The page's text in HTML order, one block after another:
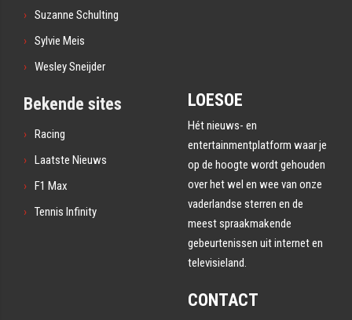
Suzanne Schulting
Sylvie Meis
Wesley Sneijder
Bekende sites
Racing
Laatste Nieuws
F1 Max
Tennis Infinity
LOESOE
Hét nieuws- en
entertainmentplatform waar je
op de hoogte wordt gehouden
over het wel en wee van onze
vaderlandse sterren en de
meest spraakmakende
gebeurtenissen uit internet en
televisieland.
CONTACT